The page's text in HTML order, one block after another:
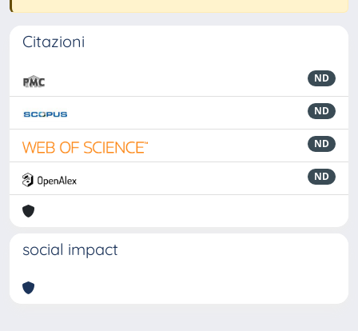
Citazioni
ND
ND
ND
ND
social impact